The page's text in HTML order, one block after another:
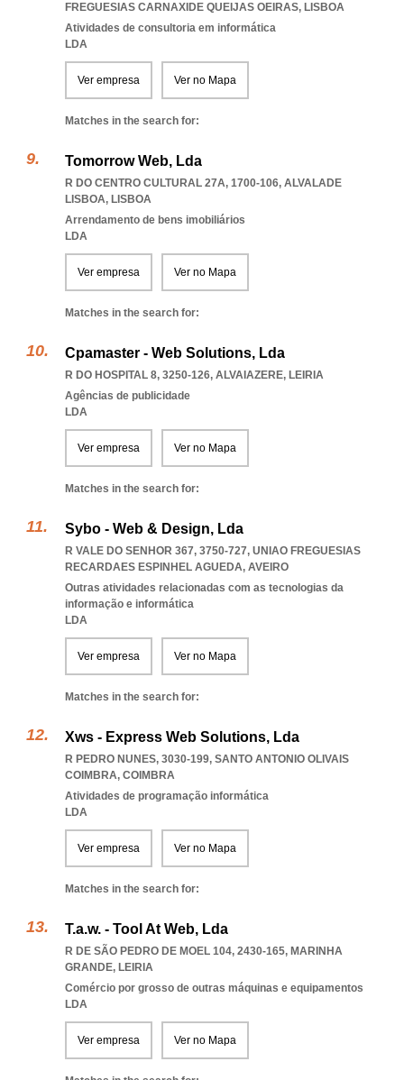
FREGUESIAS CARNAXIDE QUEIJAS OEIRAS, LISBOA
Atividades de consultoria em informática
LDA
Ver empresa Ver no Mapa
Matches in the search for:
Tomorrow Web, Lda
R DO CENTRO CULTURAL 27A, 1700-106, ALVALADE
LISBOA, LISBOA
Arrendamento de bens imobiliários
LDA
Ver empresa Ver no Mapa
Matches in the search for:
Cpamaster - Web Solutions, Lda
R DO HOSPITAL 8, 3250-126, ALVAIAZERE, LEIRIA
Agências de publicidade
LDA
Ver empresa Ver no Mapa
Matches in the search for:
Sybo - Web & Design, Lda
R VALE DO SENHOR 367, 3750-727, UNIAO FREGUESIAS
RECARDAES ESPINHEL AGUEDA, AVEIRO
Outras atividades relacionadas com as tecnologias da
informação e informática
LDA
Ver empresa Ver no Mapa
Matches in the search for:
Xws - Express Web Solutions, Lda
R PEDRO NUNES, 3030-199, SANTO ANTONIO OLIVAIS
COIMBRA, COIMBRA
Atividades de programação informática
LDA
Ver empresa Ver no Mapa
Matches in the search for:
T.a.w. - Tool At Web, Lda
R DE SÃO PEDRO DE MOEL 104, 2430-165, MARINHA
GRANDE, LEIRIA
Comércio por grosso de outras máquinas e equipamentos
LDA
Ver empresa Ver no Mapa